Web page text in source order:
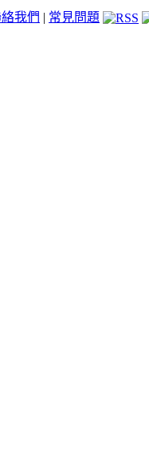
我們 | 常見問題